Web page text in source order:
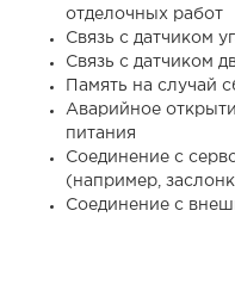
отделочных работ
Связь с датчиком
Связь с датчиком
Память на случай
Аварийное
питания
Соединение с
(например,
Соединение с